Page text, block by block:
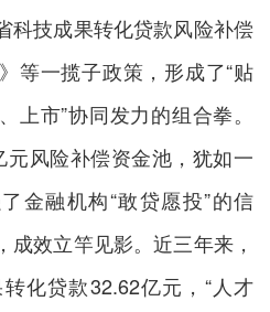
科技成果转化贷款风险补偿
等一揽子政策，形成了“贴
上市”协同发力的组合拳。
风险补偿资金池，犹如一
金融机构“敢贷愿投”的信
效立竿见影。近三年来，
化贷款32.62亿元，“人才